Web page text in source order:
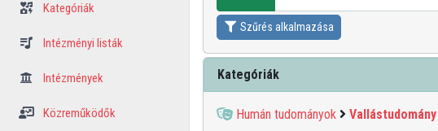
Kategóriák
Intézményi listák
Intézmények
Közreműködők
Szűrés alkalmazása
Kategóriák
Humán tudományok
Vallástudomány